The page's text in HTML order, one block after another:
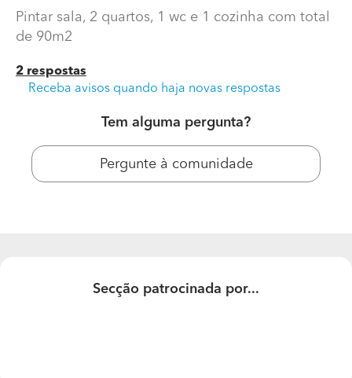
Pintar sala, 2 quartos, 1 wc e 1 cozinha com total de
90m2
Pintar sala, 2 quartos, 1 wc e 1 cozinha com total
de 90m2
2 respostas
Receba avisos quando haja novas respostas
Tem alguma pergunta?
Pergunte à comunidade
Secção patrocinada por...